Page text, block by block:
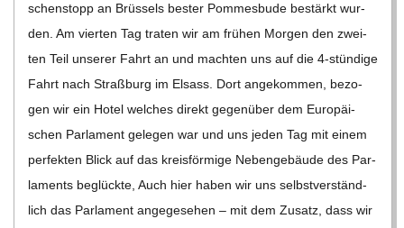
schen­stopp an Brüs­sels bes­ter Pom­mes­bude bestärkt wur­
den. Am vier­ten Tag tra­ten wir am frü­hen Mor­gen den zwei­
ten Teil unse­rer Fahrt an und mach­ten uns auf die 4‑stündige
Fahrt nach Straß­burg im Elsass. Dort ange­kom­men, bezo­
gen wir ein Hotel wel­ches direkt gegen­über dem Euro­päi­
schen Par­la­ment gele­gen war und uns jeden Tag mit einem
per­fek­ten Blick auf das kreis­för­mige Neben­ge­bäude des Par­
la­ments beglückte, Auch hier haben wir uns selbst­ver­ständ­
lich das Par­la­ment ange­ge­se­hen – mit dem Zusatz, dass wir